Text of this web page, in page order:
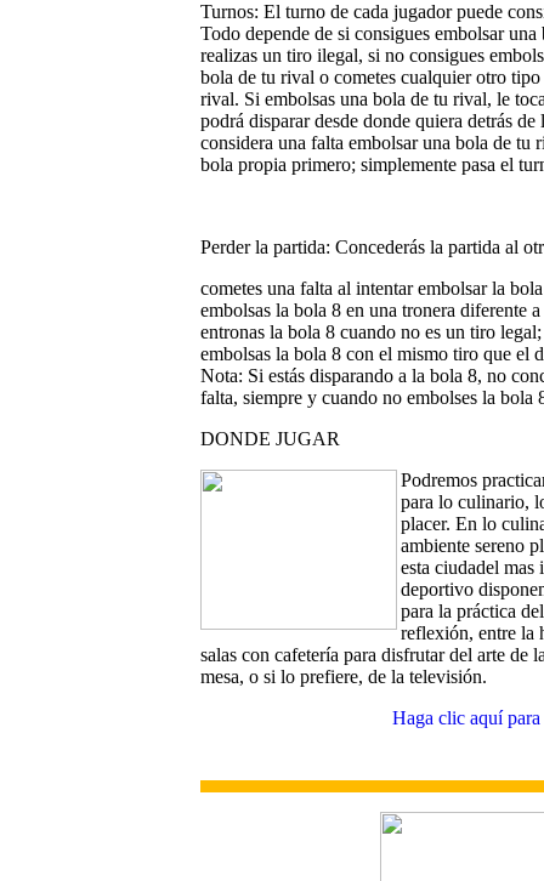
Turnos: El turno de cada jugador puede
Todo depende de si consigues embolsar
realizas un tiro ilegal, si no consigues
bola de tu rival o cometes cualquier otro
rival. Si embolsas una bola de tu rival, le
podrá disparar desde donde quiera detrás
considera una falta embolsar una bola de tu
bola propia primero; simplemente pasa el
Perder la partida: Concederás la partida al
cometes una falta al intentar embolsar la
embolsas la bola 8 en una tronera diferente
entronas la bola 8 cuando no es un tiro legal;
embolsas la bola 8 con el mismo tiro que el
Nota: Si estás disparando a la bola 8, no
falta, siempre y cuando no embolses la bola
DONDE JUGAR
Podremos
para lo culinario,
placer. En lo
ambiente sereno
esta ciudadel
deportivo
para la práctica
reflexión, entre la
salas con cafetería para disfrutar del arte de
mesa, o si lo prefiere, de la televisión.
Haga clic aquí